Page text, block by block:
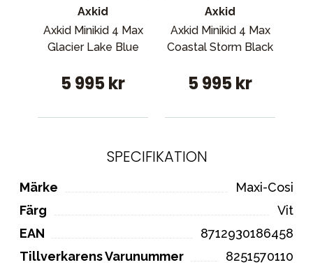
Axkid
Axkid Minikid 4 Max
Glacier Lake Blue
5 995 kr
Axkid
Axkid Minikid 4 Max
Coastal Storm Black
5 995 kr
SPECIFIKATION
Märke
Maxi-Cosi
Färg
Vit
EAN
8712930186458
Tillverkarens Varunummer
8251570110